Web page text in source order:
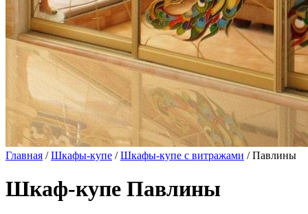
Главная /Шкафы-купе /Шкафы-купе с витражами / Павлины
Шкаф-купе Павлины